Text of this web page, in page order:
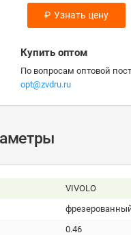
₽ Узнать цену
Купить оптом
По вопросам оптовой
opt@zvdru.ru
VIVOLO
0.46